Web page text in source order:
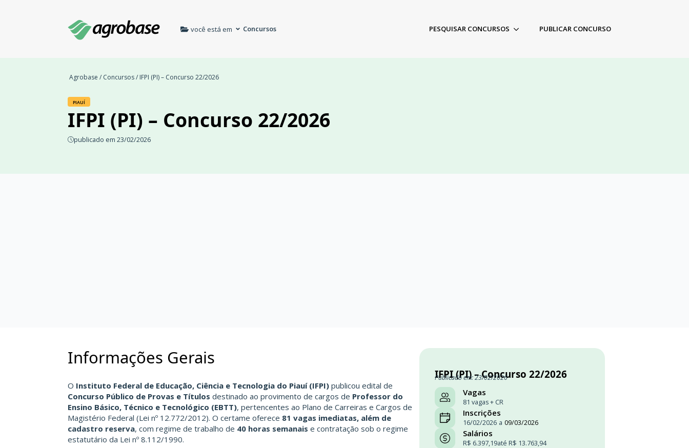
você está em Concursos PESQUISAR CONCURSOS PUBLICAR CONCURSO
Agrobase / Concursos/ IFPI (PI) – Concurso 22/2026
PIAUÍ
IFPI (PI) – Concurso 22/2026
publicado em 23/02/2026
Informações Gerais
O Instituto Federal de Educação, Ciência e Tecnologia do Piauí (IFPI) publicou edital de
Concurso Público de Provas e Títulos destinado ao provimento de cargos de Professor do
Ensino Básico, Técnico e Tecnológico (EBTT), pertencentes ao Plano de Carreiras e Cargos de
Magistério Federal (Lei nº 12.772/2012). O certame oferece 81 vagas imediatas, além de
cadastro reserva, com regime de trabalho de 40 horas semanais e contratação sob o regime
estatutário da Lei nº 8.112/1990.
IFPI (PI) – Concurso 22/2026
Publicado em: 23/02/2026
Vagas
81 vagas + CR
Inscrições
16/02/2026 a 09/03/2026
Salários
R$ 6.397,19até R$ 13.763,94